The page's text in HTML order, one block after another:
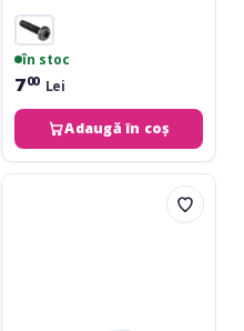
în stoc
700 Lei
Adaugă în coș
Adam